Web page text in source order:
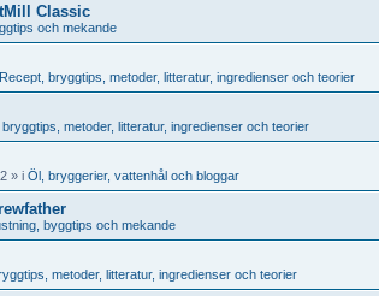
Classic
och mekande
Recept, bryggtips, metoder, litteratur, ingredienser och teorier
metoder, litteratur, ingredienser och teorier
» i Öl, bryggerier, vattenhål och bloggar
byggtips och mekande
metoder, litteratur, ingredienser och teorier